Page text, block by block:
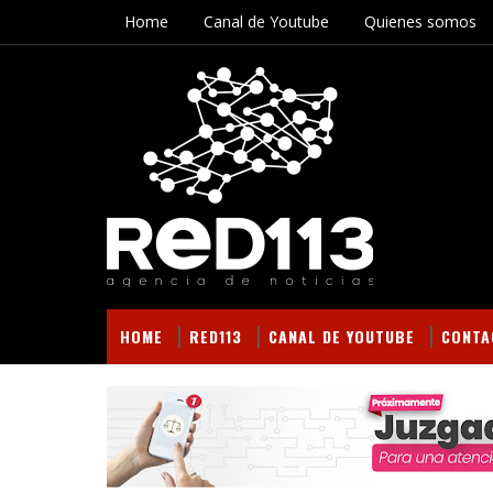
Home Canal de Youtube Quienes somos
HOME RED113 CANAL DE YOUTUBE